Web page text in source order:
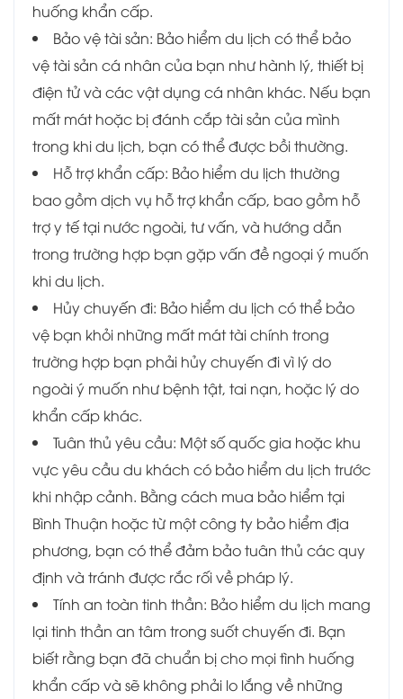
huống khẩn cấp.
Bảo vệ tài sản: Bảo hiểm du lịch có thể bảo
vệ tài sản cá nhân của bạn như hành lý, thiết bị
điện tử và các vật dụng cá nhân khác. Nếu bạn
mất mát hoặc bị đánh cắp tài sản của mình
trong khi du lịch, bạn có thể được bồi thường.
Hỗ trợ khẩn cấp: Bảo hiểm du lịch thường
bao gồm dịch vụ hỗ trợ khẩn cấp, bao gồm hỗ
trợ y tế tại nước ngoài, tư vấn, và hướng dẫn
trong trường hợp bạn gặp vấn đề ngoại ý muốn
khi du lịch.
Hủy chuyến đi: Bảo hiểm du lịch có thể bảo
vệ bạn khỏi những mất mát tài chính trong
trường hợp bạn phải hủy chuyến đi vì lý do
ngoài ý muốn như bệnh tật, tai nạn, hoặc lý do
khẩn cấp khác.
Tuân thủ yêu cầu: Một số quốc gia hoặc khu
vực yêu cầu du khách có bảo hiểm du lịch trước
khi nhập cảnh. Bằng cách mua bảo hiểm tại
Bình Thuận hoặc từ một công ty bảo hiểm địa
phương, bạn có thể đảm bảo tuân thủ các quy
định và tránh được rắc rối về pháp lý.
Tính an toàn tinh thần: Bảo hiểm du lịch mang
lại tinh thần an tâm trong suốt chuyến đi. Bạn
biết rằng bạn đã chuẩn bị cho mọi tình huống
khẩn cấp và sẽ không phải lo lắng về những